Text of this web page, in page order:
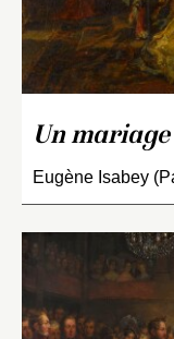
Un
Eugène Isabey